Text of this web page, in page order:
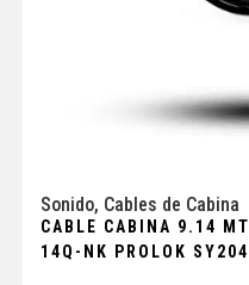
Sonido, Cables de Cabina
CABLE CABINA 9.14
14Q-NK PROLOK